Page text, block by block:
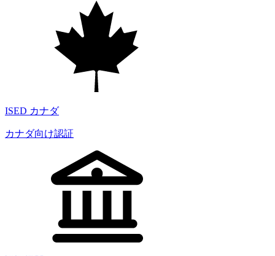
ISED カナダ
カナダ向け認証